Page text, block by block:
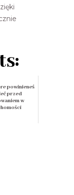
powinieneś
przed
w